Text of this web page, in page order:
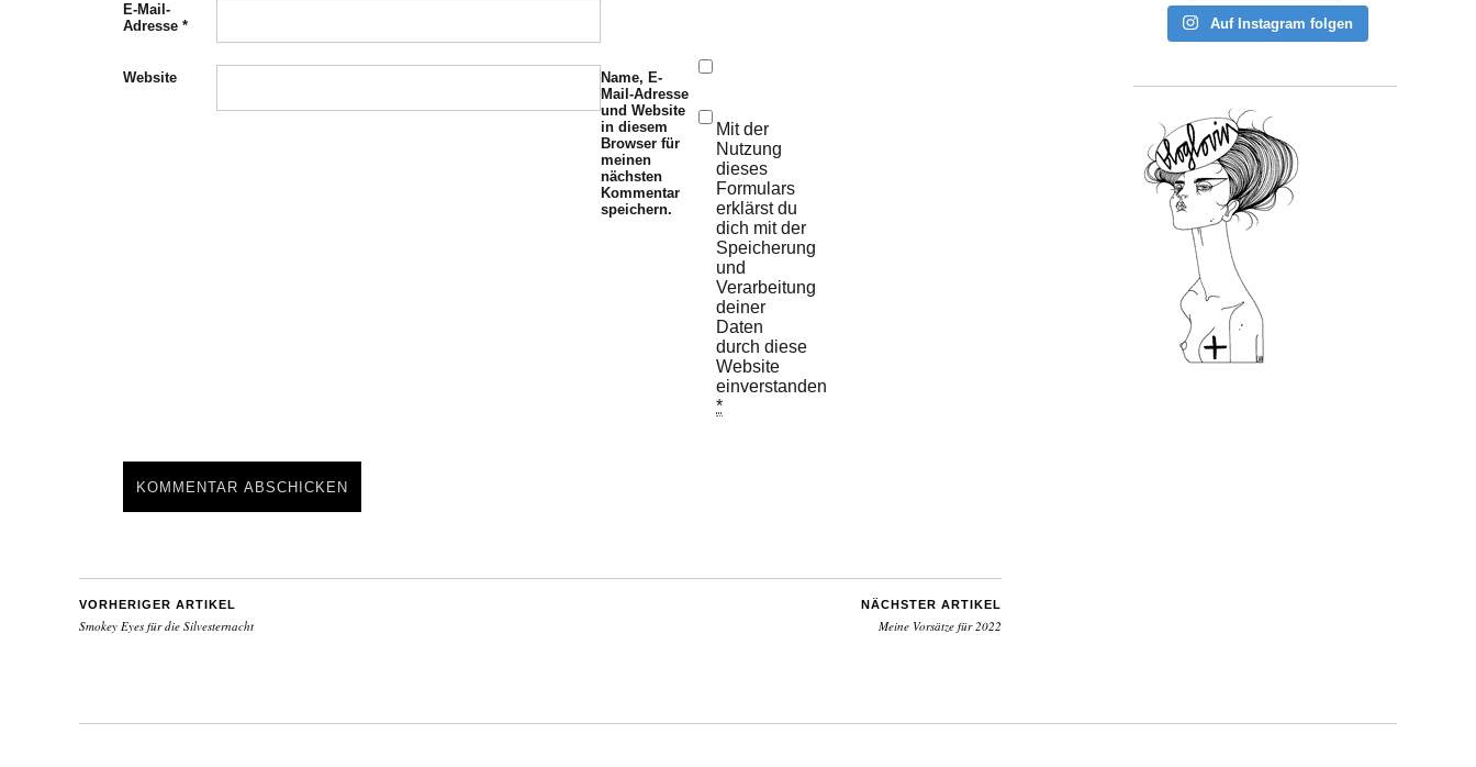
E-Mail-
Adresse *
Website
Name, E-
Mail-Adresse
und Website
in diesem
Browser für
meinen
nächsten
Kommentar
speichern.
Mit der
Nutzung
dieses
Formulars
erklärst du
dich mit der
Speicherung
und
Verarbeitung
deiner
Daten
durch diese
Website
einverstanden.
*
VORHERIGER ARTIKEL
Smokey Eyes für die Silvesternacht
NÄCHSTER ARTIKEL
Meine Vorsätze für 2022
Auf Instagram folgen